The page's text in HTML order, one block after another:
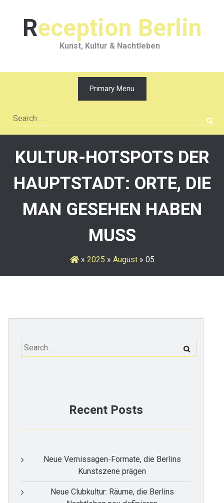
Reception Berlin
Kunst, Kultur & Nachtleben
Primary Menu
Search
for:
KULTUR-HOTSPOTS DER
HAUPTSTADT: ORTE, DIE
MAN GESEHEN HABEN
MUSS
» 2025 » August» 05
Search
for:
Recent Posts
Neue Vernissagen-Formate, die Berlins
Kunstszene prägen
Neue Clubkultur: Räume, die Berlins